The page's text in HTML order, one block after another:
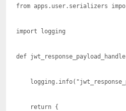
from apps.user.serializers
import logging
def
return {